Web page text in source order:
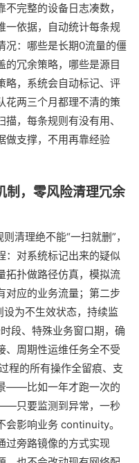
完整的设备日志凑数，
一依据，自动统计每条规
况：哪些是长期0流量的僵
的冗余策略，哪些是源目
略，系统会自动标记、评
花两三个月都理不清的策
，每条规则有没有用、
做支撑，不用再靠经验
制，零风险清理冗余
清理绝不能“一扫就删”，
：对系统标记出来的疑似
拓扑做路径仿真，模拟流
对应的业务流量；第二步
设为不生效状态，持续监
段、特殊业务窗口期，确
、周期性运维任务全不受
程的所有操作全留痕、支
——比如一年才跑一次的
只要监测到异常，一秒
会影响业务 continuity。
过旁路镜像的方式实现